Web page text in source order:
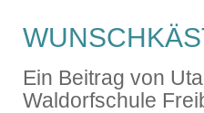
Ein Beitrag von
Waldorfschule